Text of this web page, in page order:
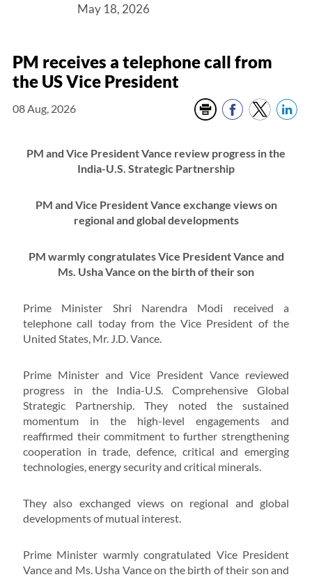
May 18, 2026
PM receives a telephone call from
the US Vice President
08 Aug, 2026
PM and Vice President Vance review progress in the
India-U.S. Strategic Partnership
PM and Vice President Vance exchange views on
regional and global developments
PM warmly congratulates Vice President Vance and
Ms. Usha Vance on the birth of their son
Prime Minister Shri Narendra Modi received a
telephone call today from the Vice President of the
United States, Mr. J.D. Vance.
Prime Minister and Vice President Vance reviewed
progress in the India-U.S. Comprehensive Global
Strategic Partnership. They noted the sustained
momentum in the high-level engagements and
reaffirmed their commitment to further strengthening
cooperation in trade, defence, critical and emerging
technologies, energy security and critical minerals.
They also exchanged views on regional and global
developments of mutual interest.
Prime Minister warmly congratulated Vice President
Vance and Ms. Usha Vance on the birth of their son and